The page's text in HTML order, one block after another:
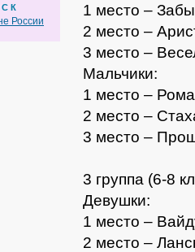
С К
России
1 место –
2 место –
3 место –
Мальчики:
1 место –
2 место –
3 место –
3 группа (6-8
Девушки:
1 место –
2 место –